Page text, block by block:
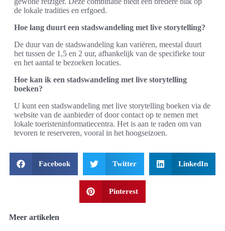
de lokale tradities en erfgoed.
Hoe lang duurt een stadswandeling met live storytelling?
De duur van de stadswandeling kan variëren, meestal duurt
het tussen de 1,5 en 2 uur, afhankelijk van de specifieke tour
en het aantal te bezoeken locaties.
Hoe kan ik een stadswandeling met live storytelling
boeken?
U kunt een stadswandeling met live storytelling boeken via de
website van de aanbieder of door contact op te nemen met
lokale toeristeninformatiecentra. Het is aan te raden om van
tevoren te reserveren, vooral in het hoogseizoen.
Facebook Twitter LinkedIn
Pinterest
Meer artikelen